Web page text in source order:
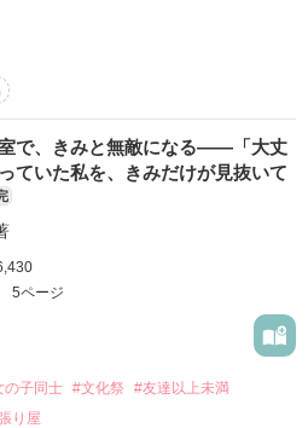
品を読む
）
りゅうき）
るた）
:ﾟ+ﾟ*｡:ﾟ+ﾟ*
保は
室と
かり
言葉は
変えていく
とす
で、きみと無敵になる――「大丈
ていた私を、きみだけが見抜いて
5ページ
の子同士 #文化祭
#友達以上未満
り屋